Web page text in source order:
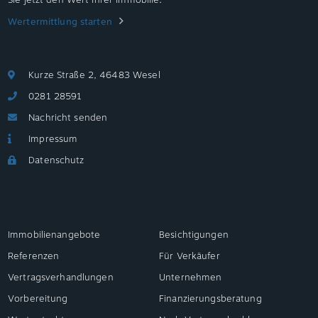
Wertermittlung starten
Kurze Straße 2, 46483 Wesel
0281 28591
Nachricht senden
Impressum
Datenschutz
Immobilienangebote
Besichtigungen
Referenzen
Für Verkäufer
Vertragsverhandlungen
Unternehmen
Vorbereitung
Finanzierungsberatung